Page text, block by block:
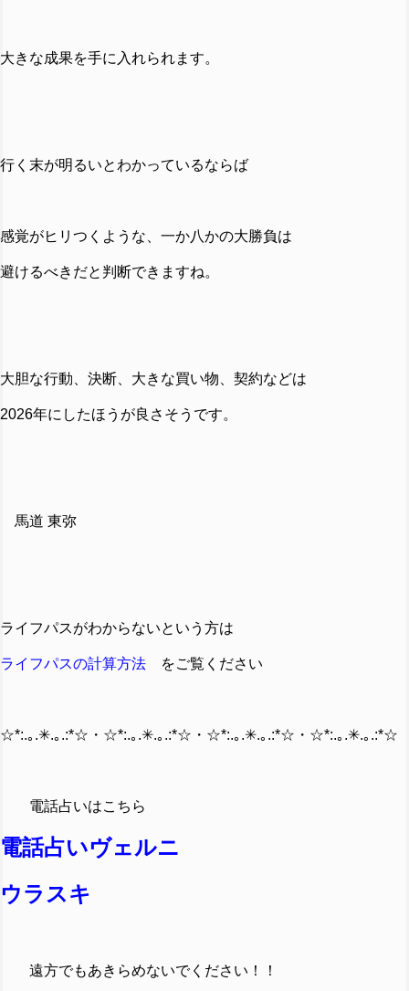
大きな成果を手に入れられます。
行く末が明るいとわかっているならば
感覚がヒリつくような、一か八かの大勝負は
避けるべきだと判断できますね。
大胆な行動、決断、大きな買い物、契約などは
2026年にしたほうが良さそうです。
馬道 東弥
ライフパスがわからないという方は
ライフパスの計算方法 をご覧ください
☆*:.｡.✳︎.｡.:*☆・☆*:.｡.✳︎.｡.:*☆・☆*:.｡.✳︎.｡.:*☆・☆*:.｡.✳︎.｡.:*☆
電話占いはこちら
電話占いヴェルニ
ウラスキ
遠方でもあきらめないでください！！